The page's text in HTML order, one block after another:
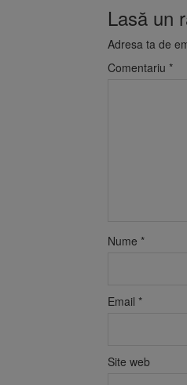
Lasă un
Adresa ta de
Comentariu *
Nume *
Email *
Site web